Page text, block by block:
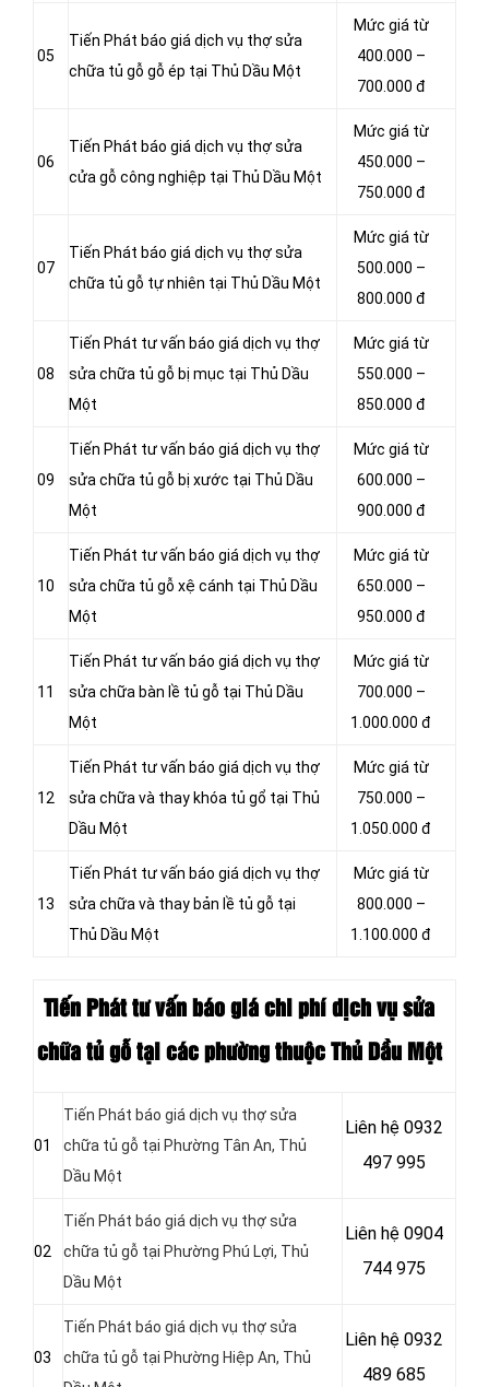
05
Tiến Phát báo giá dịch vụ thợ sửa
chữa tủ gỗ gỗ ép tại Thủ Dầu Một
Mức giá từ
400.000 –
700.000 đ
06
Tiến Phát báo giá dịch vụ thợ sửa
cửa gỗ công nghiệp tại Thủ Dầu Một
Mức giá từ
450.000 –
750.000 đ
07
Tiến Phát báo giá dịch vụ thợ sửa
chữa tủ gỗ tự nhiên tại Thủ Dầu Một
Mức giá từ
500.000 –
800.000 đ
08
Tiến Phát tư vấn báo giá dịch vụ thợ
sửa chữa tủ gỗ bị mục tại Thủ Dầu
Một
Mức giá từ
550.000 –
850.000 đ
09
Tiến Phát tư vấn báo giá dịch vụ thợ
sửa chữa tủ gỗ bị xước tại Thủ Dầu
Một
Mức giá từ
600.000 –
900.000 đ
10
Tiến Phát tư vấn báo giá dịch vụ thợ
sửa chữa tủ gỗ xệ cánh tại Thủ Dầu
Một
Mức giá từ
650.000 –
950.000 đ
11
Tiến Phát tư vấn báo giá dịch vụ thợ
sửa chữa bàn lề tủ gỗ tại Thủ Dầu
Một
Mức giá từ
700.000 –
1.000.000 đ
12
Tiến Phát tư vấn báo giá dịch vụ thợ
sửa chữa và thay khóa tủ gổ tại Thủ
Dầu Một
Mức giá từ
750.000 –
1.050.000 đ
13
Tiến Phát tư vấn báo giá dịch vụ thợ
sửa chữa và thay bản lề tủ gỗ tại
Thủ Dầu Một
Mức giá từ
800.000 –
1.100.000 đ
Tiến Phát tư vấn báo giá chi phí dịch vụ sửa
chữa tủ gỗ tại các phường thuộc Thủ Dầu Một
01
Tiến Phát báo giá dịch vụ thợ sửa
chữa tủ gỗ tại Phường Tân An, Thủ
Dầu Một
Liên hệ 0932
497 995
02
Tiến Phát báo giá dịch vụ thợ sửa
chữa tủ gỗ tại Phường Phú Lợi, Thủ
Dầu Một
Liên hệ 0904
744 975
03
Tiến Phát báo giá dịch vụ thợ sửa
chữa tủ gỗ tại Phường Hiệp An, Thủ
Liên hệ 0932
489 685